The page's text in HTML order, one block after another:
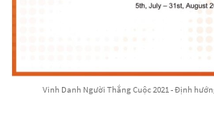
Vinh Danh Người Thắng Cuộc 2021 - Định